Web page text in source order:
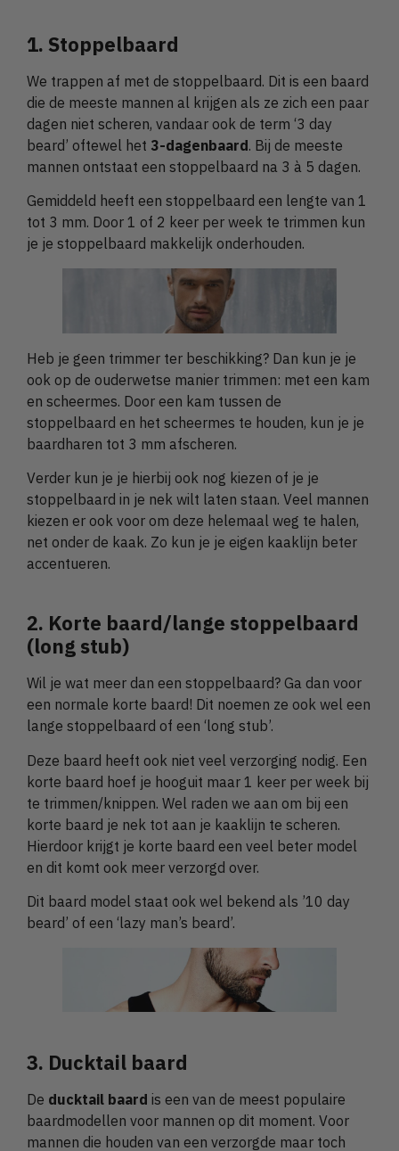
1. Stoppelbaard
We trappen af met de stoppelbaard. Dit is een baard
die de meeste mannen al krijgen als ze zich een paar
dagen niet scheren, vandaar ook de term ‘3 day
beard’ oftewel het 3-dagenbaard. Bij de meeste
mannen ontstaat een stoppelbaard na 3 à 5 dagen.
Gemiddeld heeft een stoppelbaard een lengte van 1
tot 3 mm. Door 1 of 2 keer per week te trimmen kun
je je stoppelbaard makkelijk onderhouden.
Heb je geen trimmer ter beschikking? Dan kun je je
ook op de ouderwetse manier trimmen: met een kam
en scheermes. Door een kam tussen de
stoppelbaard en het scheermes te houden, kun je je
baardharen tot 3 mm afscheren.
Verder kun je je hierbij ook nog kiezen of je je
stoppelbaard in je nek wilt laten staan. Veel mannen
kiezen er ook voor om deze helemaal weg te halen,
net onder de kaak. Zo kun je je eigen kaaklijn beter
accentueren.
2. Korte baard/lange stoppelbaard
(long stub)
Wil je wat meer dan een stoppelbaard? Ga dan voor
een normale korte baard! Dit noemen ze ook wel een
lange stoppelbaard of een ‘long stub’.
Deze baard heeft ook niet veel verzorging nodig. Een
korte baard hoef je hooguit maar 1 keer per week bij
te trimmen/knippen. Wel raden we aan om bij een
korte baard je nek tot aan je kaaklijn te scheren.
Hierdoor krijgt je korte baard een veel beter model
en dit komt ook meer verzorgd over.
Dit baard model staat ook wel bekend als ’10 day
beard’ of een ‘lazy man’s beard’.
3. Ducktail baard
De ducktail baard is een van de meest populaire
baardmodellen voor mannen op dit moment. Voor
mannen die houden van een verzorgde maar toch